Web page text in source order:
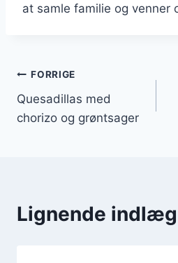
at samle familie og venner
FORRIGE
Quesadillas med
chorizo og grøntsager
Lignende indlæg